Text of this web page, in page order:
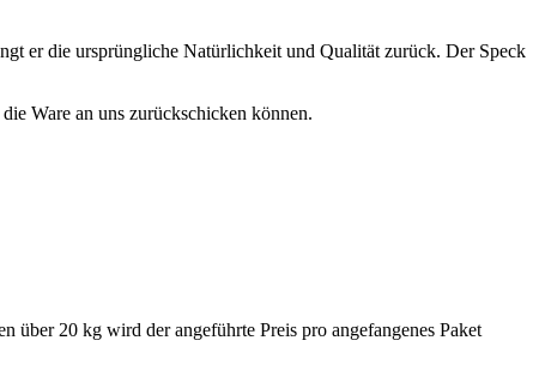
er die ursprüngliche Natürlichkeit und Qualität zurück. Der Speck
Ware an uns zurückschicken können.
über 20 kg wird der angeführte Preis pro angefangenes Paket